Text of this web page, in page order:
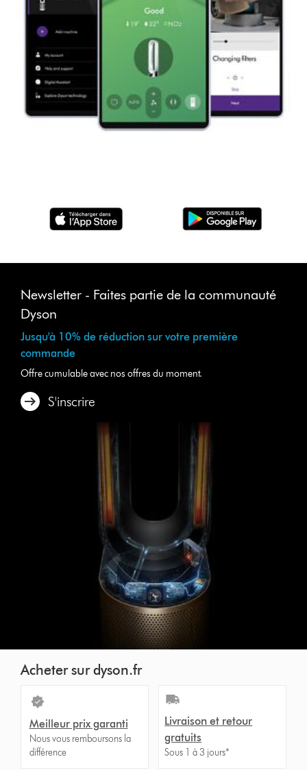
Newsletter - Faites partie de la communauté
Dyson
Jusqu'à 10% de réduction sur votre première
commande
Offre cumulable avec nos offres du moment.
S'inscrire
Acheter sur dyson.fr
Meilleur prix garanti
Nous vous remboursons la
différence
Livraison et retour
gratuits
Sous 1 à 3 jours*